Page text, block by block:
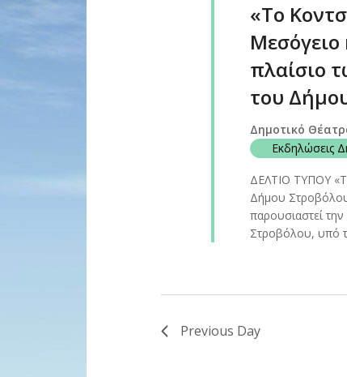
«Το
Μεσόγειο
πλαίσιο
του
Δημοτικό
Εκδηλώσεις
ΔΕΛΤΙΟ ΤΥΠΟΥ
Δήμου
παρουσιαστεί
Στροβόλου, υπό
Previous Day